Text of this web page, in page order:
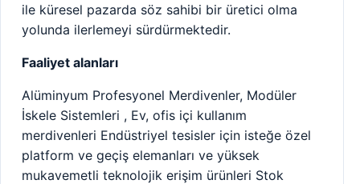
ile küresel pazarda söz sahibi bir üretici olma
yolunda ilerlemeyi sürdürmektedir.
Faaliyet alanları
Alüminyum Profesyonel Merdivenler, Modüler
İskele Sistemleri , Ev, ofis içi kullanım
merdivenleri Endüstriyel tesisler için isteğe özel
platform ve geçiş elemanları ve yüksek
mukavemetli teknolojik erişim ürünleri Stok